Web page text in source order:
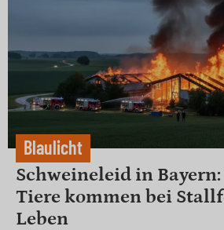
Blaulicht
Schweineleid in
Tiere kommen bei
Leben